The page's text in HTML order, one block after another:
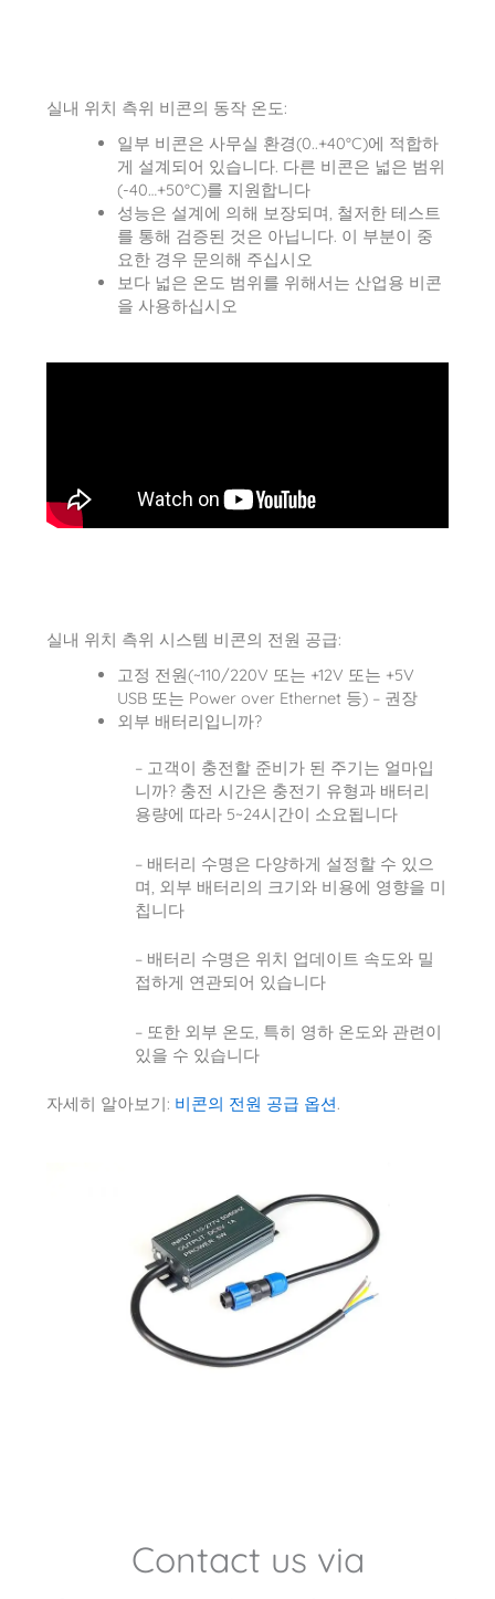
실내 위치 측위 비콘의 동작 온도:
일부 비콘은 사무실 환경(0..+40°C)에 적합하
게 설계되어 있습니다. 다른 비콘은 넓은 범위
(-40…+50°C)를 지원합니다
성능은 설계에 의해 보장되며, 철저한 테스트
를 통해 검증된 것은 아닙니다. 이 부분이 중
요한 경우 문의해 주십시오
보다 넓은 온도 범위를 위해서는 산업용 비콘
을 사용하십시오
실내 위치 측위 시스템 비콘의 전원 공급:
고정 전원(~110/220V 또는 +12V 또는 +5V
USB 또는 Power over Ethernet 등) – 권장
외부 배터리입니까?
– 고객이 충전할 준비가 된 주기는 얼마입
니까? 충전 시간은 충전기 유형과 배터리
용량에 따라 5~24시간이 소요됩니다
– 배터리 수명은 다양하게 설정할 수 있으
며, 외부 배터리의 크기와 비용에 영향을 미
칩니다
– 배터리 수명은 위치 업데이트 속도와 밀
접하게 연관되어 있습니다
– 또한 외부 온도, 특히 영하 온도와 관련이
있을 수 있습니다
자세히 알아보기: 비콘의 전원 공급 옵션.
Contact us via